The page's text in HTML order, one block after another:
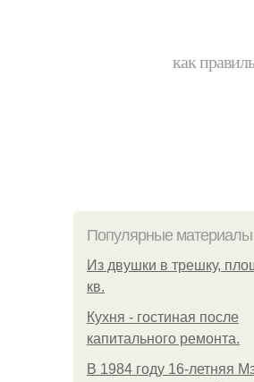
как
Популярные материалы
Из двушки в трешку,
кв.
Кухня - гостиная после
капитального ремонта.
В 1984 году 16-летняя